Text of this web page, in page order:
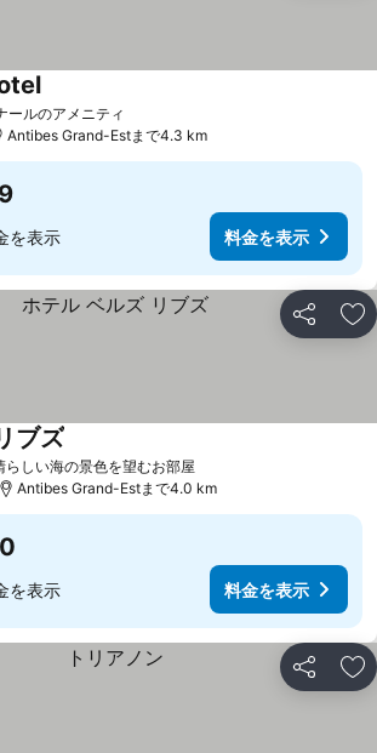
ールのアメニティ
Antibes Grand-Estまで4.3 km
を表示 料金を表示
シェア お
らしい海の景色を望むお部屋
ブズ
Antibes Grand-Estまで4.0 km
を表示 料金を表示
シェア お